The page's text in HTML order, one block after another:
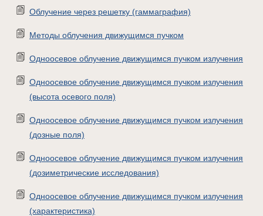
Облучение через решетку (гаммаграфия)
Методы облучения движущимся пучком
Одноосевое облучение движущимся пучком излучения
Одноосевое облучение движущимся пучком излучения
(высота осевого поля)
Одноосевое облучение движущимся пучком излучения
(дозные поля)
Одноосевое облучение движущимся пучком излучения
(дозиметрические исследования)
Одноосевое облучение движущимся пучком излучения
(характеристика)